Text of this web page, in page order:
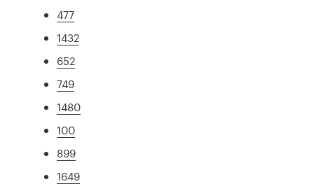
477
1432
652
749
1480
100
899
1649